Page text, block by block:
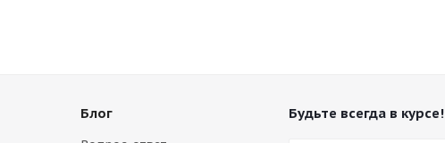
Блог Будьте всегда в курсе!